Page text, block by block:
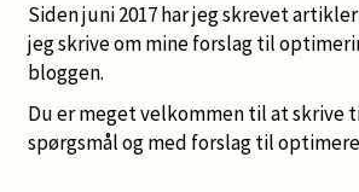
Siden juni 2017 har jeg skrevet
jeg skrive om mine forslag til
bloggen.
Du er meget velkommen til at skrive
spørgsmål og med forslag til